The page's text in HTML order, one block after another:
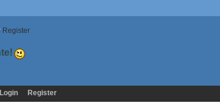
Register
Login Register